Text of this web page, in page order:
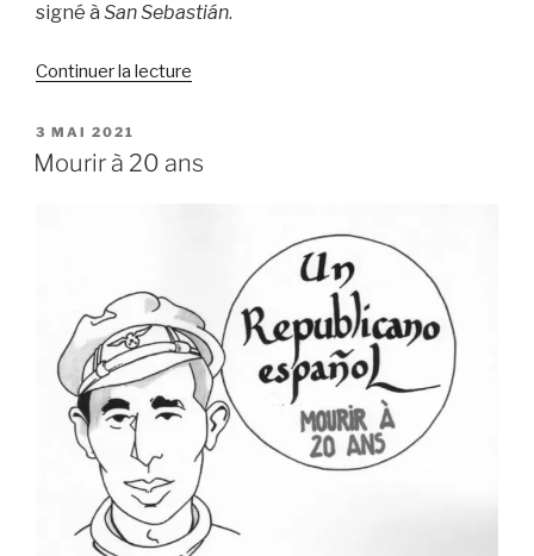
signé à San Sebastián.
Continuer la lecture
de
rupture
de
la
seconde
restauration
bourbonienne
? »
PUBLIÉ
LE
3 MAI 2021
Mourir à 20 ans